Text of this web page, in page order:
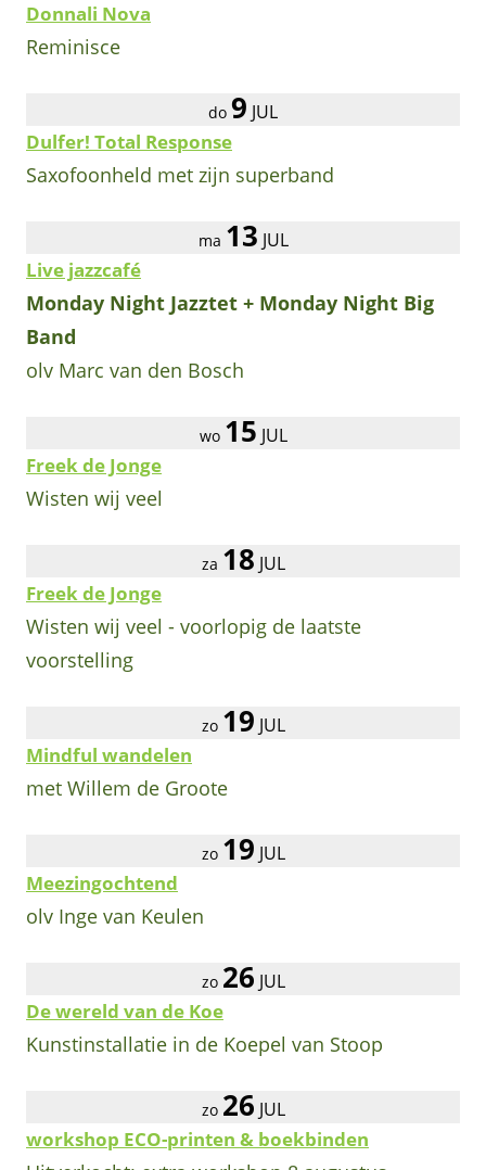
Donnali Nova
Reminisce
do 9 JUL
Dulfer! Total Response
Saxofoonheld met zijn superband
ma 13 JUL
Live jazzcafé
Monday Night Jazztet + Monday Night Big
Band
olv Marc van den Bosch
wo 15 JUL
Freek de Jonge
Wisten wij veel
za 18 JUL
Freek de Jonge
Wisten wij veel - voorlopig de laatste
voorstelling
zo 19 JUL
Mindful wandelen
met Willem de Groote
zo 19 JUL
Meezingochtend
olv Inge van Keulen
zo 26 JUL
De wereld van de Koe
Kunstinstallatie in de Koepel van Stoop
zo 26 JUL
workshop ECO-printen & boekbinden